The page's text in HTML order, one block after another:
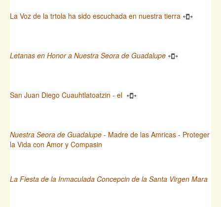
La Voz de la trtola ha sido escuchada en nuestra tierra
Letanas en Honor a Nuestra Seora de Guadalupe
San Juan Diego Cuauhtlatoatzin - el
Nuestra Seora de Guadalupe - Madre de las Amricas - Proteger
la Vida con Amor y Compasin
La Fiesta de la Inmaculada Concepcin de la Santa Virgen Mara